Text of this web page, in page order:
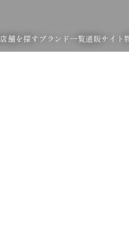
店舗を探す ブランド一覧通販サイト